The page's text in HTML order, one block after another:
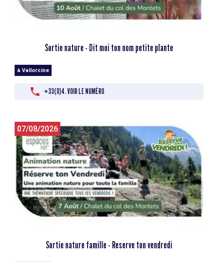
Sortie nature - Dit moi ton nom petite plante
à Vallorcine
+33(0)4. VOIR LE NUMÉRO
07/08/2026
Sortie nature famille - Reserve ton vendredi